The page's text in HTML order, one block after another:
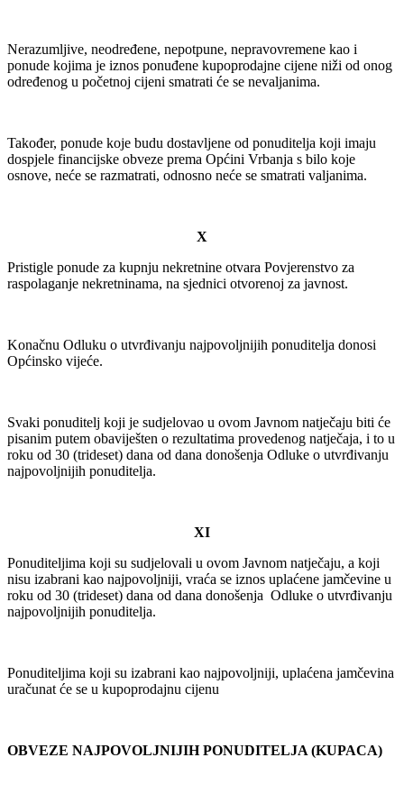
Nerazumljive, neodređene, nepotpune, nepravovremene kao i
ponude kojima je iznos ponuđene kupoprodajne cijene niži od onog
određenog u početnoj cijeni smatrati će se nevaljanima.
Također, ponude koje budu dostavljene od ponuditelja koji imaju
dospjele financijske obveze prema Općini Vrbanja s bilo koje
osnove, neće se razmatrati, odnosno neće se smatrati valjanima.
X
Pristigle ponude za kupnju nekretnine otvara Povjerenstvo za
raspolaganje nekretninama, na sjednici otvorenoj za javnost.
Konačnu Odluku o utvrđivanju najpovoljnijih ponuditelja donosi
Općinsko vijeće.
Svaki ponuditelj koji je sudjelovao u ovom Javnom natječaju biti će
pisanim putem obaviješten o rezultatima provedenog natječaja, i to u
roku od 30 (trideset) dana od dana donošenja Odluke o utvrđivanju
najpovoljnijih ponuditelja.
XI
Ponuditeljima koji su sudjelovali u ovom Javnom natječaju, a koji
nisu izabrani kao najpovoljniji, vraća se iznos uplaćene jamčevine u
roku od 30 (trideset) dana od dana donošenja Odluke o utvrđivanju
najpovoljnijih ponuditelja.
Ponuditeljima koji su izabrani kao najpovoljniji, uplaćena jamčevina
uračunat će se u kupoprodajnu cijenu
OBVEZE NAJPOVOLJNIJIH PONUDITELJA (KUPACA)